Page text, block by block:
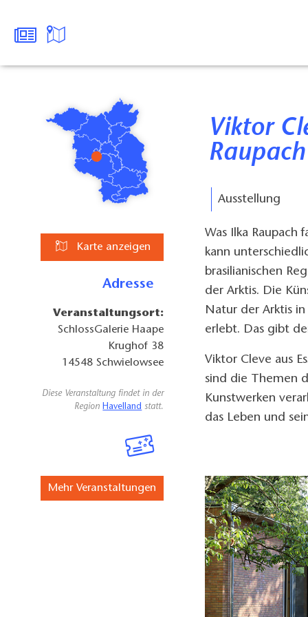
Karte anzeigen
Adresse
Veranstaltungsort:
SchlossGalerie Haape
Krughof 38
14548 Schwielowsee
Diese Veranstaltung findet in der
Region Havelland statt.
Mehr Veranstaltungen
Viktor Cleve (Malerei) & Ilka
Ausstellung
Was Ilka Raupach
kann
brasilianischen
der Arktis. Die
Natur der Arktis
erlebt. Das gibt
Viktor Cleve aus
sind die Themen
Kunstwerken
das Leben und